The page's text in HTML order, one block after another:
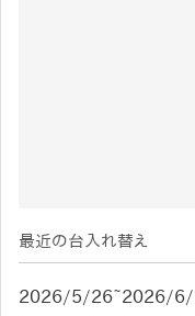
最近の台入れ替え
2026/5/26~2026/6/1